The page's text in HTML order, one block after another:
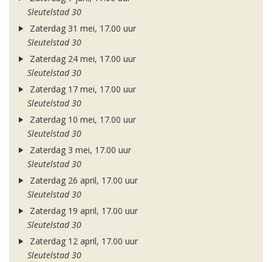
Sleutelstad 30
Zaterdag 31 mei, 17.00 uur
Sleutelstad 30
Zaterdag 24 mei, 17.00 uur
Sleutelstad 30
Zaterdag 17 mei, 17.00 uur
Sleutelstad 30
Zaterdag 10 mei, 17.00 uur
Sleutelstad 30
Zaterdag 3 mei, 17.00 uur
Sleutelstad 30
Zaterdag 26 april, 17.00 uur
Sleutelstad 30
Zaterdag 19 april, 17.00 uur
Sleutelstad 30
Zaterdag 12 april, 17.00 uur
Sleutelstad 30